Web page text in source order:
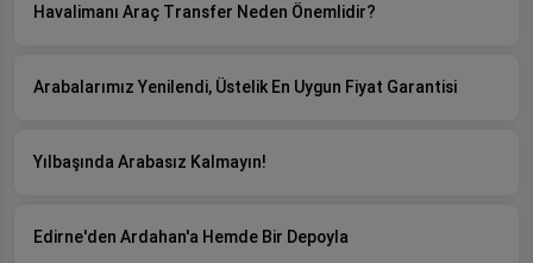
Havalimanı Araç Transfer Neden Önemlidir?
Arabalarımız Yenilendi, Üstelik En Uygun Fiyat Garantisi
Yılbaşında Arabasız Kalmayın!
Edirne'den Ardahan'a Hemde Bir Depoyla